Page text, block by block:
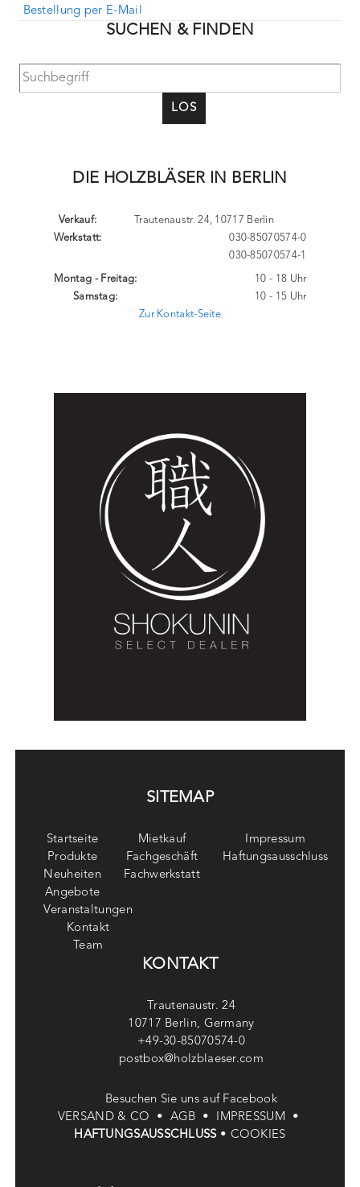
Bestellung per E-Mail
SUCHEN & FINDEN
LOS
DIE HOLZBLÄSER IN BERLIN
Trautenaustr. 24, 10717 Berlin
Verkauf:
Werkstatt:
030-85070574-0
030-85070574-1
Montag - Freitag:
Samstag:
10 - 18 Uhr
10 - 15 Uhr
Zur Kontakt-Seite
SITEMAP
Startseite
Produkte
Neuheiten
Angebote
Mietkauf
Fachgeschäft
Fachwerkstatt
Impressum
Haftungsausschluss
Veranstaltungen
Kontakt
Team
KONTAKT
Trautenaustr. 24
10717 Berlin, Germany
+49-30-85070574-0
postbox@holzblaeser.com
Besuchen Sie uns auf Facebook
VERSAND & CO • AGB • IMPRESSUM •
HAFTUNGSAUSSCHLUSS • COOKIES